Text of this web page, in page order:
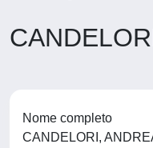
Nome completo
CANDELORI,